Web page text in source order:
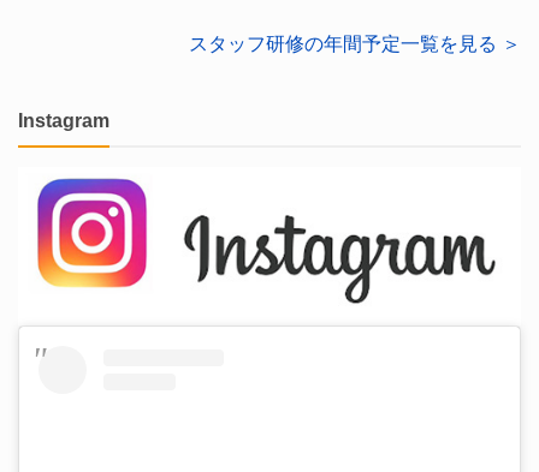
スタッフ研修の年間予定一覧を見る ＞
Instagram